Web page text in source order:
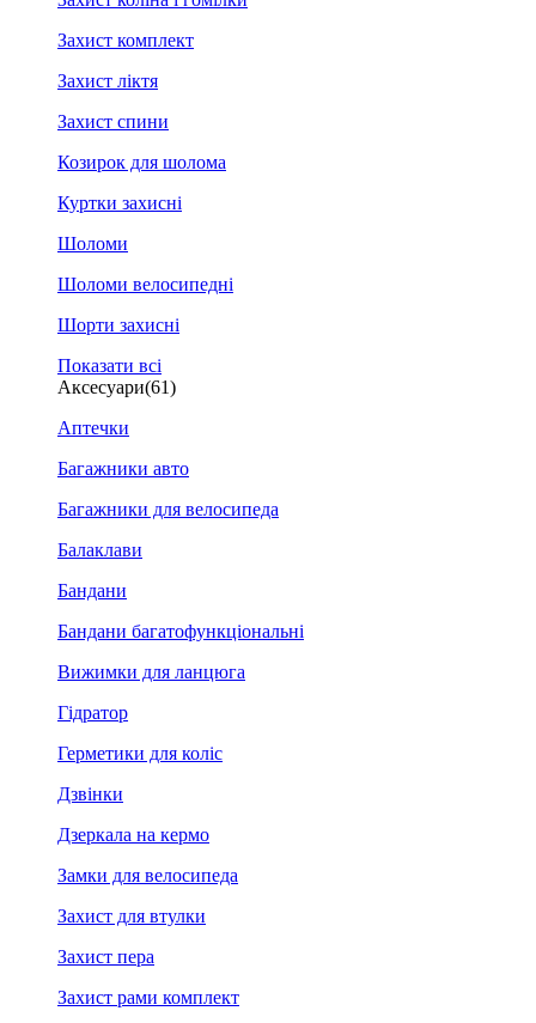
Захист комплект
Захист ліктя
Захист спини
Козирок для шолома
Куртки захисні
Шоломи
Шоломи велосипедні
Шорти захисні
Показати всі
Аксесуари(61)
Аптечки
Багажники авто
Багажники для велосипеда
Балаклави
Бандани
Бандани багатофункціональні
Вижимки для ланцюга
Гідратор
Герметики для коліс
Дзвінки
Дзеркала на кермо
Замки для велосипеда
Захист для втулки
Захист пера
Захист рами комплект